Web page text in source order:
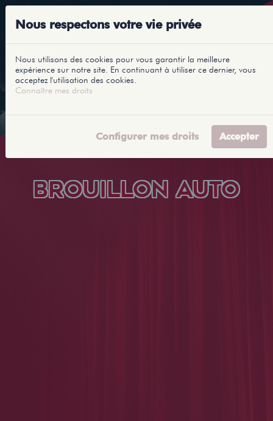
BROUILLON AUTO
Nous respectons votre vie privée
Nous utilisons des cookies pour vous garantir la meilleure
expérience sur notre site. En continuant à utiliser ce dernier, vous
acceptez l'utilisation des cookies.
Connaître mes droits
Configurer mes droits Accepter